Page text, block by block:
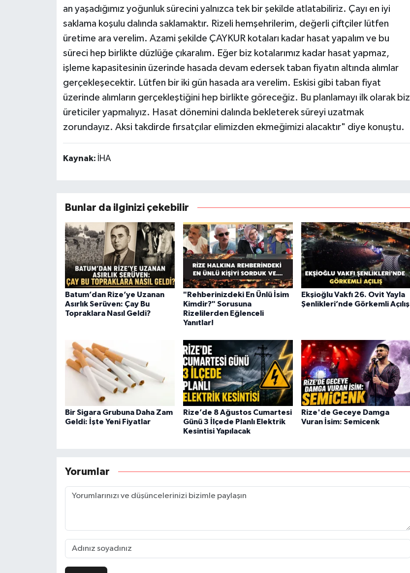
an yaşadığımız yoğunluk sürecini yalnızca tek bir şekilde atlatabiliriz. Çayı en iyi
saklama koşulu dalında saklamaktır. Rizeli hemşehrilerim, değerli çiftçiler lütfen
üretime ara verelim. Azami şekilde ÇAYKUR kotaları kadar hasat yapalım ve bu
süreci hep birlikte düzlüğe çıkaralım. Eğer biz kotalarımız kadar hasat yapmaz,
işleme kapasitesinin üzerinde hasada devam edersek taban fiyatın altında alımlar
gerçekleşecektir. Lütfen bir iki gün hasada ara verelim. Eskisi gibi taban fiyat
üzerinde alımların gerçekleştiğini hep birlikte göreceğiz. Bu planlamayı ilk olarak biz
üreticiler yapmalıyız. Hasat dönemini dalında bekleterek süreyi uzatmak
zorundayız. Aksi takdirde fırsatçılar elimizden ekmeğimizi alacaktır" diye konuştu.
Kaynak: İHA
Bunlar da ilginizi çekebilir
Batum’dan Rize’ye Uzanan
Asırlık Serüven: Çay Bu
Topraklara Nasıl Geldi?
"Rehberinizdeki En Ünlü İsim
Kimdir?" Sorusuna
Rizelilerden Eğlenceli
Yanıtlar!
Ekşioğlu Vakfı 26. Ovit Yayla
Şenlikleri’nde Görkemli Açılış
Bir Sigara Grubuna Daha Zam
Geldi: İşte Yeni Fiyatlar
Rize’de 8 Ağustos Cumartesi
Günü 3 İlçede Planlı Elektrik
Kesintisi Yapılacak
Rize'de Geceye Damga
Vuran İsim: Semicenk
Yorumlar